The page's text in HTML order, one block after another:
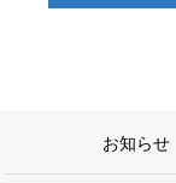
お知らせ